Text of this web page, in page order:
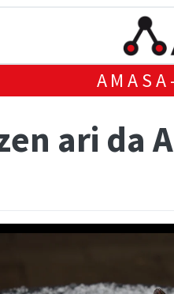
ari da